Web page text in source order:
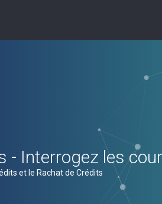
- Interrogez les
et le Rachat de Crédits